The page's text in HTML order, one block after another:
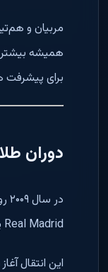
مربیان و
همیشه بیشتر
برای
دوران
Real Madrid پیوست.
این انتقال